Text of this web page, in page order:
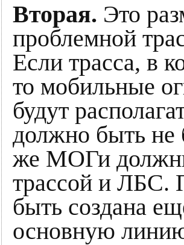
Вторая. Это
проблемной
Если трасса, в
то мобильные
будут
должно быть не
же МОГи
трассой и ЛБС.
быть создана
основную